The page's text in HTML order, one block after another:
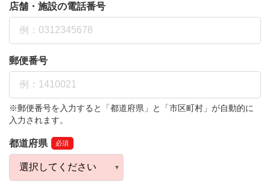
店舗・施設の電話番号
郵便番号
※郵便番号を入力すると「都道府県」と「市区町村」が自動的に
入力されます。
都道府県 必須